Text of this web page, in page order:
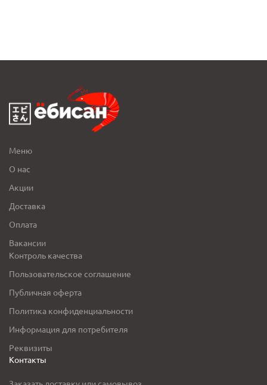
Меню
О нас
Акции
Доставка
Оплата
Вакансии
Контроль качества
Пользовательское соглашение
Публичная оферта
Политика конфиденциальности
Информация для потребителя
Реквизиты
Контакты